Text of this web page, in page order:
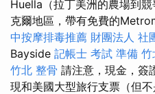
Huella（拉丁美洲的農場到
克爾地區，帶有免費的
中按摩排毒推薦 財團法人 社
Bayside 記帳士 考試 準備 竹
竹北 整骨 請注意，現金，簽
現和美國大型旅行支票（但